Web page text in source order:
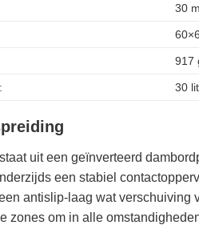
30
917
30
uit een geïnverteerd
een stabiel
antislip-laag wat verschuiving
zones om in alle